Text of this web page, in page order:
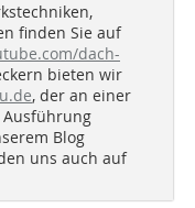
finden Sie auf
dach-
bieten wir
, der an einer
Blog
uns auch auf